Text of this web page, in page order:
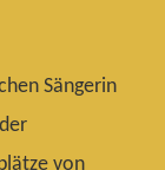
Sängerin
von